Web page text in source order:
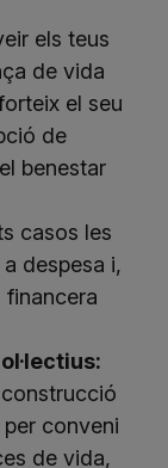
els teus
de vida
el seu
de
benestar
casos les
despesa i,
financera
per conveni
de vida,